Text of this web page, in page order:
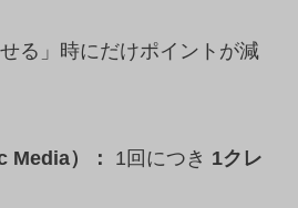
る」時にだけポイントが減
Media）： 1回につき 1クレ